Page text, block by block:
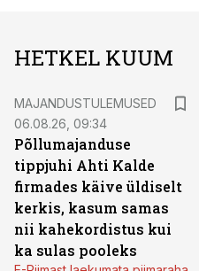
HETKEL KUUM
MAJANDUSTULEMUSED
06.08.26, 09:34
Põllumajanduse
tippjuhi Ahti Kalde
firmades käive üldiselt
kerkis, kasum samas
nii kahekordistus kui
ka sulas pooleks